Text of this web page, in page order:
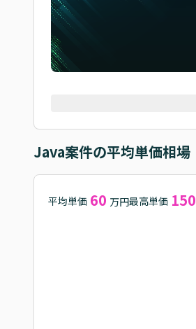
Java案件の平均単価相場
平均単価 60 万円最高単価 150